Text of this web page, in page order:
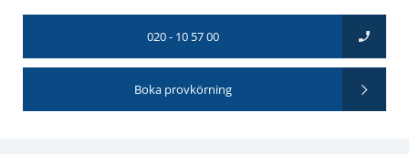
020 - 10 57 00
Boka provkörning